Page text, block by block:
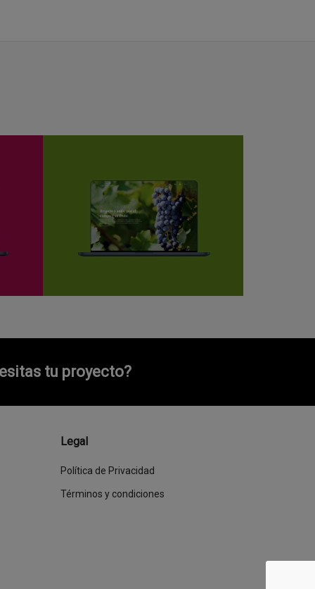
tu proyecto?
Legal
Política de Privacidad
Términos y condiciones